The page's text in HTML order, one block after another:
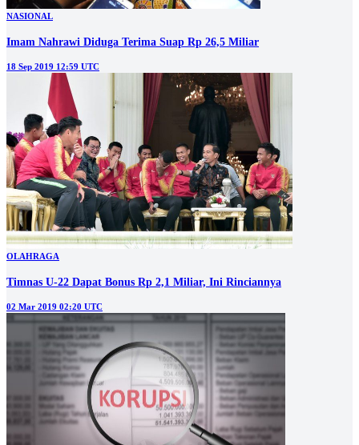
NASIONAL
Imam Nahrawi Diduga Terima Suap Rp 26,5 Miliar
18 Sep 2019 12:59 UTC
OLAHRAGA
Timnas U-22 Dapat Bonus Rp 2,1 Miliar, Ini Rinciannya
02 Mar 2019 02:20 UTC